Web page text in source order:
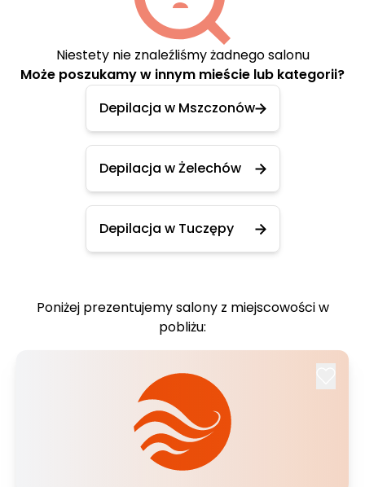
Niestety nie znaleźliśmy żadnego salonu
Może poszukamy w innym mieście lub kategorii?
Depilacja w Mszczonów
Depilacja w Żelechów
Depilacja w Tuczępy
Poniżej prezentujemy salony z miejscowości w
pobliżu: